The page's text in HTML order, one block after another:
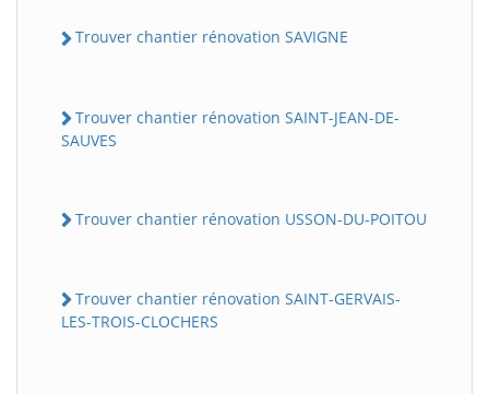
Trouver chantier rénovation SAVIGNE
Trouver chantier rénovation SAINT-JEAN-DE-
SAUVES
Trouver chantier rénovation USSON-DU-POITOU
Trouver chantier rénovation SAINT-GERVAIS-
LES-TROIS-CLOCHERS